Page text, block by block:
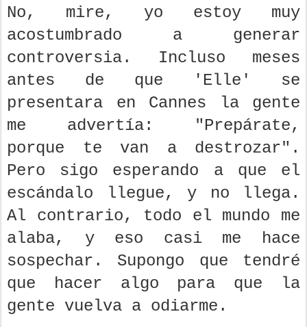
No, mire, yo estoy muy
acostumbrado a generar
controversia. Incluso meses
antes de que 'Elle' se
presentara en Cannes la gente
me advertía: "Prepárate,
porque te van a destrozar".
Pero sigo esperando a que el
escándalo llegue, y no llega.
Al contrario, todo el mundo me
alaba, y eso casi me hace
sospechar. Supongo que tendré
que hacer algo para que la
gente vuelva a odiarme.